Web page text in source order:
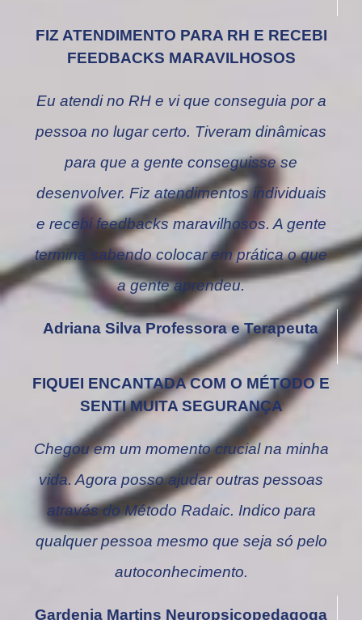
FIZ ATENDIMENTO PARA RH E RECEBI
FEEDBACKS MARAVILHOSOS
Eu atendi no RH e vi que conseguia por a
pessoa no lugar certo. Tiveram dinâmicas
para que a gente conseguisse se
desenvolver. Fiz atendimentos individuais
e recebi feedbacks maravilhosos. A gente
termina sabendo colocar em prática o que
a gente aprendeu.
Adriana Silva Professora e Terapeuta
FIQUEI ENCANTADA COM O MÉTODO E
SENTI MUITA SEGURANÇA
Chegou em um momento crucial na minha
vida. Agora posso ajudar outras pessoas
através do Método Radaic. Indico para
qualquer pessoa mesmo que seja só pelo
autoconhecimento.
Gardenia Martins Neuropsicopedagoga